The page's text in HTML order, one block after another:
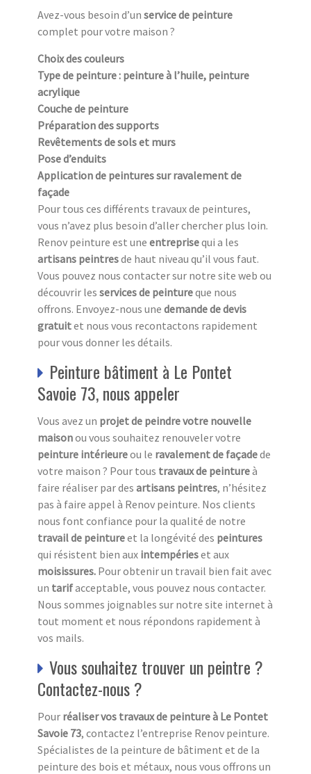
Avez-vous besoin d’un service de peinture
complet pour votre maison ?
Choix des couleurs
Type de peinture : peinture à l’huile, peinture
acrylique
Couche de peinture
Préparation des supports
Revêtements de sols et murs
Pose d’enduits
Application de peintures sur ravalement de
façade
Pour tous ces différents travaux de peintures,
vous n’avez plus besoin d’aller chercher plus loin.
Renov peinture est une entreprisequi a les
artisans peintresde haut niveau qu’il vous faut.
Vous pouvez nous contacter sur notre site web ou
découvrir les services de peintureque nous
offrons. Envoyez-nous une demande de devis
gratuitet nous vous recontactons rapidement
pour vous donner les détails.
Peinture bâtiment à Le Pontet
Savoie 73, nous appeler
Vous avez un projet de peindre votre nouvelle
maisonou vous souhaitez renouveler votre
peinture intérieureou le ravalement de façadede
votre maison ? Pour tous travaux de peintureà
faire réaliser par des artisans peintres, n’hésitez
pas à faire appel à Renov peinture. Nos clients
nous font confiance pour la qualité de notre
travail de peintureet la longévité des peintures
qui résistent bien aux intempérieset aux
moisissures. Pour obtenir un travail bien fait avec
un tarifacceptable, vous pouvez nous contacter.
Nous sommes joignables sur notre site internet à
tout moment et nous répondons rapidement à
vos mails.
Vous souhaitez trouver un peintre ?
Contactez-nous ?
Pour réaliser vos travaux de peinture à Le Pontet
Savoie 73, contactez l’entreprise Renov peinture.
Spécialistes de la peinture de bâtiment et de la
peinture des bois et métaux, nous vous offrons un